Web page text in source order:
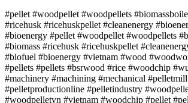
#pellet #woodpellet #woodpellets
#ricehusk #ricehuskpellet #cleanenergy
#bioenergy #pellet #woodpellet #woodpellets
#biomass #ricehusk #ricehuskpellet
#biofuel #bioenergy #vietnam #wood
#pellets #pellets #bsrwood #rice #woodchip
#machinery #machining #mechanical
#pelletproductionline #pelletindustry
#woodpelletvn #vietnam #woodchip #pellet